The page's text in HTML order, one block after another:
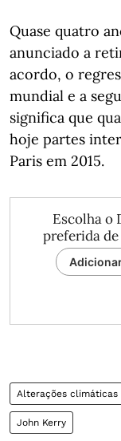
Quase quatro
anunciado a
acordo, o
mundial e a
significa que
hoje partes
Paris em 2015.
Escolha o
preferida
Alterações climáticas
John Kerry